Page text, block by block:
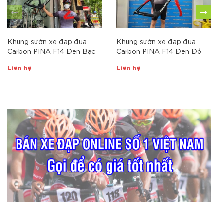
Khung sườn xe đạp đua
Carbon PINA F14 Đen Bạc
Liên hệ
Khung sườn xe đạp đua
Carbon PINA F14 Đen Đỏ
Liên hệ